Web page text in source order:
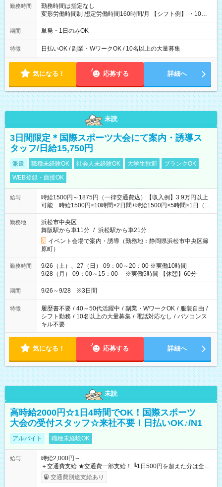
勤務時間
勤務時間は指定なし
変形労働時間制 想定労働時間160時間/月 【シフト例】 ・10：
00～20：00
期間 単発・1日のみOK
特徴 日払いOK / 副業・WワークOK / 10名以上の大量募集
気になる！ 応募する 詳細へ
未読
3日間限定＊国際スポーツ大会にて案内・誘導ス
タッフ/日給15,750円
派遣 職種未経験OK 社会人未経験OK 大学生歓迎
ブランクOK
WEB登録・面接OK
給与
時給1500円～1875円（一律交通費込）【収入例】3.9万円以上
可能 時給1500円×10時間×2日間+時給1500円×5時間×1日（実
働8時間を越えた時給：1875円）
勤務地
浜松市中央区
舞阪駅から車11分 / 浜松駅から車21分
イベント会場で案内・誘導（勤務地：静岡県浜松市中央区篠
原町）
勤務時間
9/26（土）、27（日） 09：00～20：00 ※実働10時間
9/28（月） 09：00～15：00 ※実働5時間 【休憩】60分
期間 9/26～9/28 ※3日間
特徴 履歴書不要 / 40～50代活躍中 / 副業・WワークOK / 服装自由 /
シフト勤務 / 10名以上の大量募集 / 電話対応なし / パソコンス
キル不要
気になる！ 応募する 詳細へ
未読
高時給2000円☆1日4時間でOK！国際スポーツ
大会の受付スタッフ☆来社不要！日払いOK♪/N1
アルバイト 職種未経験OK
給与
時給2,000円～
＋交通費支給 ★交通費一部支給！ ┗1日500円を超えた分は全額
支給！ ※往復500円以内の方は自己負担となります ★日払い
OK！（規定あり） ┗働いたその日に現金GET♪ お仕事後はコン
交通費別途支給あり